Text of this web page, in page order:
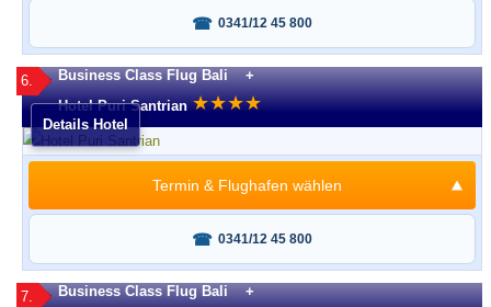
0341/12 45 800
6.
Business Class Flug Bali +
Hotel Puri Santrian ★★★★
Details Hotel
0341/12 45 800
Termin & Flughafen wählen
7.
Business Class Flug Bali +